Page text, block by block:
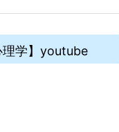
理学】youtube